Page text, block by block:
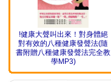
!健康大聲叫出來！對身體絕
對有效的八種健康發聲法(隨
書附贈八種健康發聲法完全教
學MP3)